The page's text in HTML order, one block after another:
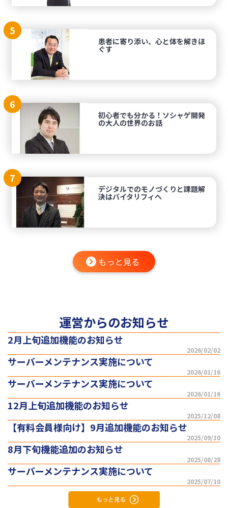
5
患者に寄り添い、心と体を解きほ
ぐす
6
初心者でも分かる！ソシャゲ開発
の大人の世界のお話
7
デジタルでのモノづくりと課題解
決はバイタリフィへ
もっと見る
運営からのお知らせ
2月上旬追加機能のお知らせ
2026/02/02
サーバーメンテナンス実施について
2026/01/16
サーバーメンテナンス実施について
2026/01/16
12月上旬追加機能のお知らせ
2025/12/08
【有料会員様向け】9月追加機能のお知らせ
2025/09/30
8月下旬機能追加のお知らせ
2025/08/28
サーバーメンテナンス実施について
2025/07/10